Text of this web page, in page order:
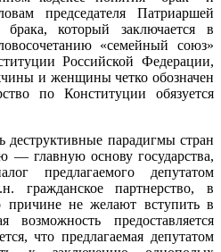
председателя Патриаршей
брака, который заключается в
«семейный союз»
Российской Федерации,
и женщины четко обозначен
по Конституции обязуется
парадигмы стран
— главную основу государства,
предлагаемого депутатом
гражданское партнерство, в
причине не желают вступить в
предоставляется
что предлагаемая депутатом